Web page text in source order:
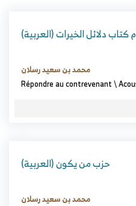
طوام كتاب دلائل الخيرات
محمد بن سعيد رسلان
Répondre au contrevenant\
(العربية) حزب من يكون
محمد بن سعيد رسلان